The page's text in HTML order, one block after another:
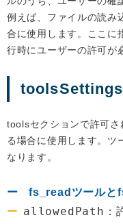
例えば、ファイルの読み
合に使用します。ここに
行時にユーザーの許可が
toolsセクションで許可さ
る場合に使用します。ツ
なります。
fs_readツールと
allowedPath ：